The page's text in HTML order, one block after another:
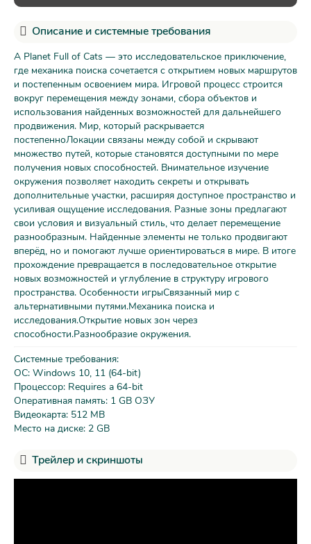
Описание и системные требования
A Planet Full of Cats — это исследовательское приключение,
где механика поиска сочетается с открытием новых маршрутов
и постепенным освоением мира. Игровой процесс строится
вокруг перемещения между зонами, сбора объектов и
использования найденных возможностей для дальнейшего
продвижения. Мир, который раскрывается
постепенноЛокации связаны между собой и скрывают
множество путей, которые становятся доступными по мере
получения новых способностей. Внимательное изучение
окружения позволяет находить секреты и открывать
дополнительные участки, расширяя доступное пространство и
усиливая ощущение исследования. Разные зоны предлагают
свои условия и визуальный стиль, что делает перемещение
разнообразным. Найденные элементы не только продвигают
вперёд, но и помогают лучше ориентироваться в мире. В итоге
прохождение превращается в последовательное открытие
новых возможностей и углубление в структуру игрового
пространства. Особенности игрыСвязанный мир с
альтернативными путями.Механика поиска и
исследования.Открытие новых зон через
способности.Разнообразие окружения.
Системные требования:
ОС: Windows 10, 11 (64-bit)
Процессор: Requires a 64-bit
Оперативная память: 1 GB ОЗУ
Видеокарта: 512 MB
Место на диске: 2 GB
Трейлер и скриншоты